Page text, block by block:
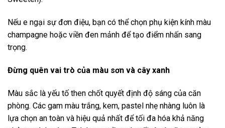
Nếu e ngại sự đơn điệu, bạn có thể chọn phụ kiện kính màu
champagne hoặc viền đen mảnh để tạo điểm nhấn sang
trọng.
Đừng quên vai trò của màu sơn và cây xanh
Màu sắc là yếu tố then chốt quyết định độ sáng của căn
phòng. Các gam màu trắng, kem, pastel nhẹ nhàng luôn là
lựa chọn an toàn và hiệu quả nhất để tối đa hóa khả năng